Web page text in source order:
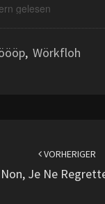
gelesen
, Wörkfloh
VORHERIGER
Non, Je Ne